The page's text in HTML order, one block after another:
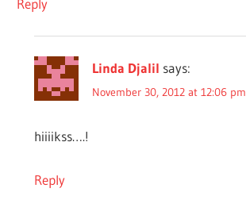
Reply
Linda Djalil says:
November 30, 2012 at 12:06 pm
hiiiikss….!
Reply